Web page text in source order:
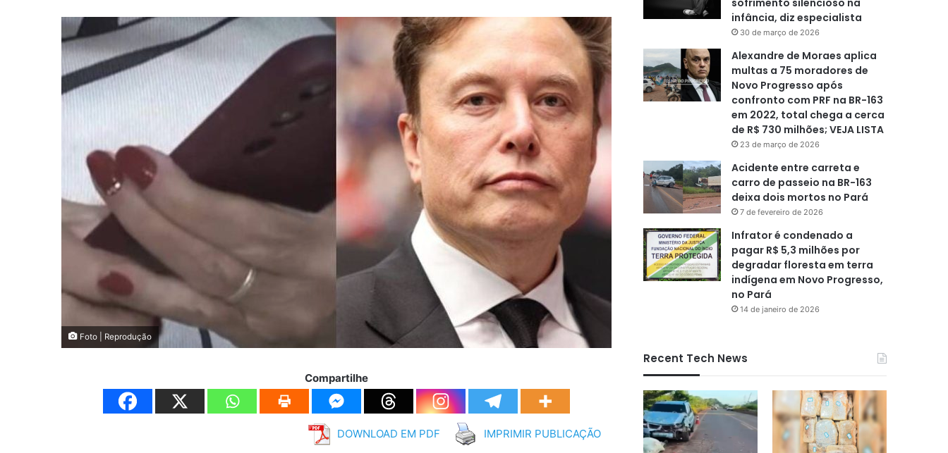
Foto | Reprodução
Compartilhe
DOWNLOAD EM PDF IMPRIMIR PUBLICAÇÃO
infância, diz especialista
30 de março de 2026
Alexandre de Moraes aplica
multas a 75 moradores de
Novo Progresso após
confronto com PRF na BR-163
em 2022, total chega a cerca
de R$ 730 milhões; VEJA LISTA
23 de março de 2026
Acidente entre carreta e
carro de passeio na BR-163
deixa dois mortos no Pará
7 de fevereiro de 2026
Infrator é condenado a
pagar R$ 5,3 milhões por
degradar floresta em terra
indígena em Novo Progresso,
no Pará
14 de janeiro de 2026
Recent Tech News